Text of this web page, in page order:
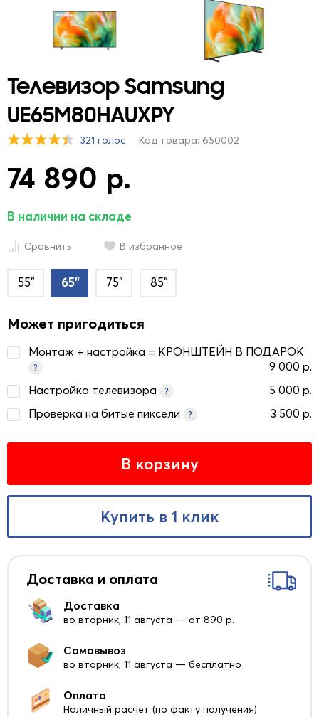
Телевизор Samsung
UE65M80HAUXPY
321 голос Код товара: 650002
74 890 р.
В наличии на складе
Сравнить В избранное
55" 65" 75" 85"
Может пригодиться
Монтаж + настройка = КРОНШТЕЙН В ПОДАРОК
?
9 000 р.
Настройка телевизора
?
5 000 р.
Проверка на битые пиксели
? 3 500 р.
В корзину
Купить в 1 клик
Доставка и оплата
Доставка
во вторник, 11 августа — от 890 р.
Самовывоз
во вторник, 11 августа — бесплатно
Оплата
Наличный расчет (по факту получения)